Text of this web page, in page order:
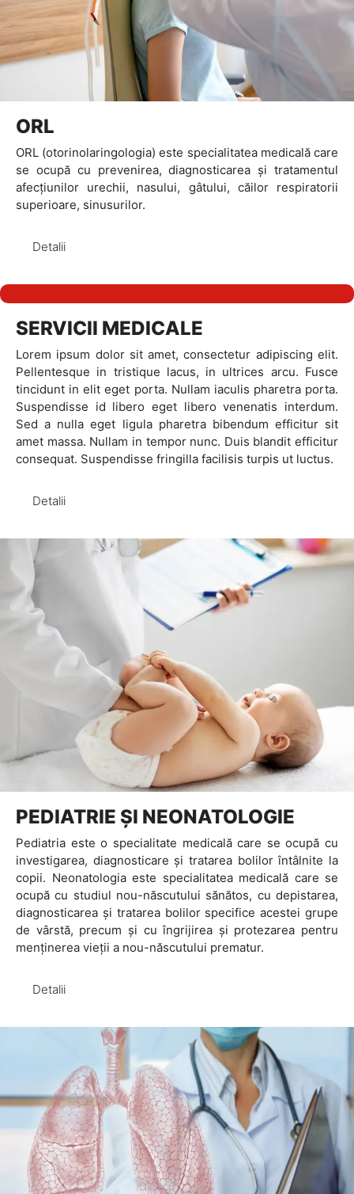
ORL
ORL (otorinolaringologia) este specialitatea medicală care
se ocupă cu prevenirea, diagnosticarea și tratamentul
afecțiunilor urechii, nasului, gâtului, căilor respiratorii
superioare, sinusurilor.
Detalii
SERVICII MEDICALE
Lorem ipsum dolor sit amet, consectetur adipiscing elit.
Pellentesque in tristique lacus, in ultrices arcu. Fusce
tincidunt in elit eget porta. Nullam iaculis pharetra porta.
Suspendisse id libero eget libero venenatis interdum.
Sed a nulla eget ligula pharetra bibendum efficitur sit
amet massa. Nullam in tempor nunc. Duis blandit efficitur
consequat. Suspendisse fringilla facilisis turpis ut luctus.
Detalii
PEDIATRIE ȘI NEONATOLOGIE
Pediatria este o specialitate medicală care se ocupă cu
investigarea, diagnosticare și tratarea bolilor întâlnite la
copii. Neonatologia este specialitatea medicală care se
ocupă cu studiul nou-născutului sănătos, cu depistarea,
diagnosticarea și tratarea bolilor specifice acestei grupe
de vârstă, precum și cu îngrijirea și protezarea pentru
menținerea vieții a nou-născutului prematur.
Detalii